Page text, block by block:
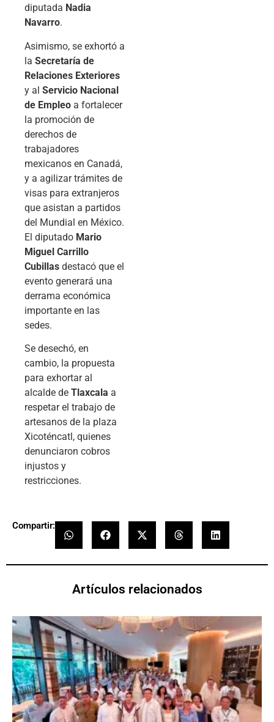
diputada Nadia
Navarro.
Asimismo, se exhortó a
la Secretaría de
Relaciones Exteriores
y al Servicio Nacional
de Empleo a fortalecer
la promoción de
derechos de
trabajadores
mexicanos en Canadá,
y a agilizar trámites de
visas para extranjeros
que asistan a partidos
del Mundial en México.
El diputado Mario
Miguel Carrillo
Cubillas destacó que el
evento generará una
derrama económica
importante en las
sedes.
Se desechó, en
cambio, la propuesta
para exhortar al
alcalde de Tlaxcala a
respetar el trabajo de
artesanos de la plaza
Xicoténcatl, quienes
denunciaron cobros
injustos y
restricciones.
Compartir:
Artículos relacionados